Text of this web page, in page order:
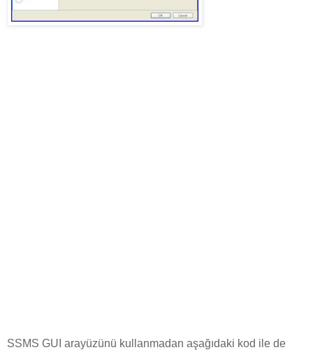
SSMS GUI arayüzünü kullanmadan aşağıdaki kod ile de